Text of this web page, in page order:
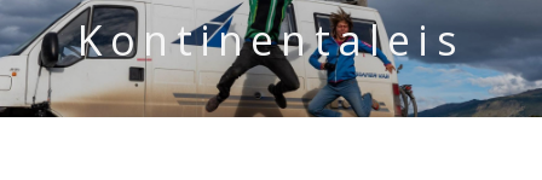
Kontinentaleis